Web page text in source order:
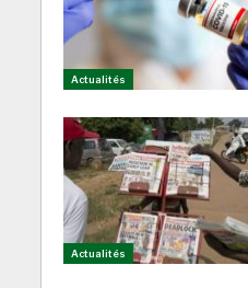
Actualités
Actualités